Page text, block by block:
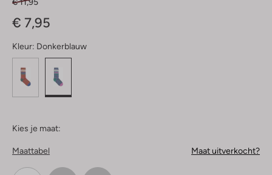
€ 7,95
Kleur: Donkerblauw
Kies je maat:
Maattabel Maat uitverkocht?